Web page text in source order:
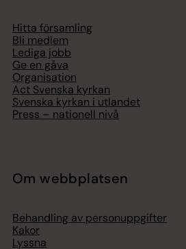
Hitta församling
Bli medlem
Lediga jobb
Ge en gåva
Organisation
Act Svenska kyrkan
Svenska kyrkan i utlandet
Press – nationell nivå
Om webbplatsen
Behandling av personuppgifter
Kakor
Lyssna